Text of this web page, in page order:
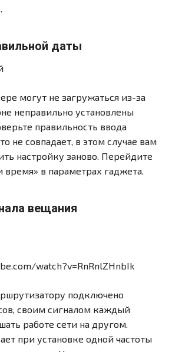
даты
могут не загружаться из-за
неправильно установлены
правильность ввода
не совпадает, в этом случае вам
настройку заново. Перейдите
время» в параметрах гаджета.
вещания
watch?v=RnRnlZHnbIk
подключено
своим сигналом каждый
работе сети на другом.
при установке одной частоты